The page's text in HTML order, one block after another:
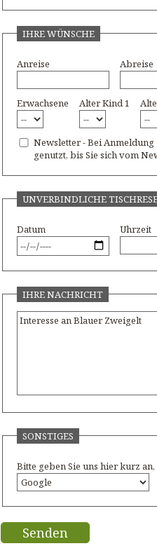
IHRE WÜNSCHE
Anreise Abreise
Erwachsene Alter Kind 1
Newsletter - Bei
genutzt, bis Sie sich vom
UNVERBINDLICHE
Datum Uhrzeit
IHRE NACHRICHT
SONSTIGES
Bitte geben Sie uns hier kurz
Senden